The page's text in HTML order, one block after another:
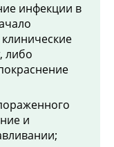
инфекции в
либо
и